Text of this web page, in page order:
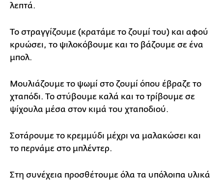
λεπτά.
Το στραγγίζουμε (κρατάμε το ζουμί του) και αφού
κρυώσει, το ψιλοκόβουμε και το βάζουμε σε ένα
μπολ.
Μουλιάζουμε το ψωμί στο ζουμί όπου έβραζε το
χταπόδι. Το στύβουμε καλά και το τρίβουμε σε
ψίχουλα μέσα στον κιμά του χταποδιού.
Σοτάρουμε το κρεμμύδι μέχρι να μαλακώσει και
το περνάμε στο μπλέντερ.
Στη συνέχεια προσθέτουμε όλα τα υπόλοιπα υλικά